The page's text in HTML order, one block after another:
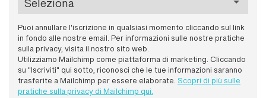
Puoi annullare l'iscrizione in qualsiasi momento cliccando sul link
in fondo alle nostre email. Per informazioni sulle nostre pratiche
sulla privacy, visita il nostro sito web.
Utilizziamo Mailchimp come piattaforma di marketing. Cliccando
su "Iscriviti" qui sotto, riconosci che le tue informazioni saranno
trasferite a Mailchimp per essere elaborate. Scopri di più sulle
pratiche sulla privacy di Mailchimp qui.